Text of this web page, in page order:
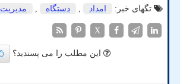
تگهای خبر:
امداد , دستگاه , مدیریت
X
این مطلب را می پسندید؟